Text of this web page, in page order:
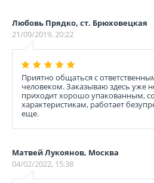
Любовь Прядко, ст. Брюховецкая
21/09/2019, 20:22
Приятно общаться с
человеком. Заказываю здесь уже
приходит хорошо упакованным,
характеристикам, работает
еще.
Матвей Лукоянов, Москва
04/02/2022, 15:38